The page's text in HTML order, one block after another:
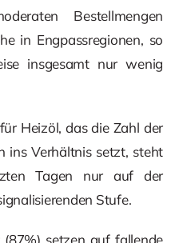
Bestellmengen
in Engpassregionen, so
insgesamt nur wenig
Heizöl, das die Zahl der
ins Verhältnis setzt, steht
Tagen nur auf der
Stufe.
setzen auf fallende